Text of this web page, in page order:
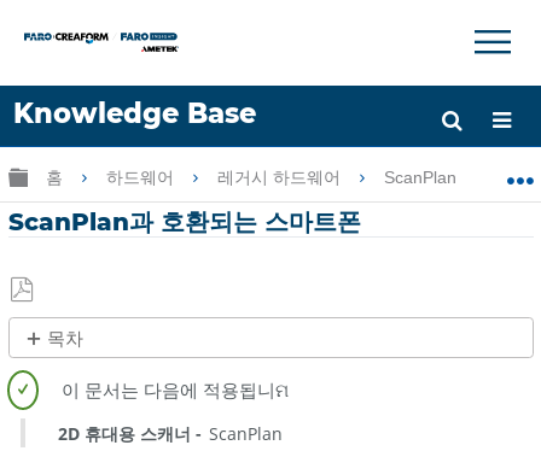
Knowledge Base
언어
도움 받기 로그인
×
글로벌 계층 확장/축소
홈 하드웨어 레거시 하드웨어 ScanPlan
ScanPlan과 호환되는 스마트폰
PDF
로
저
장
목차
지2D 휴대용 스캐너 ScanPlan